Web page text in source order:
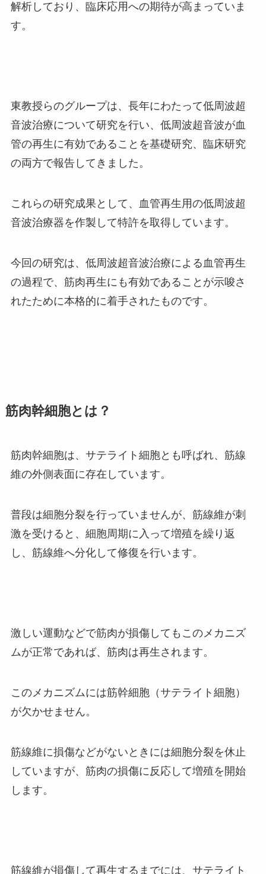
解析しており、臨床応用への期待が高まっていま
す。
東教授らのグループは、長年にわたって低周波超
音波治療について研究を行い、低周波超音波が血
管の再生に有効であることを基礎研究、臨床研究
の両方で報告してきました。
これらの研究成果として、血管再生用の低周波超
音波治療器を作製して特許を取得しています。
今回の研究は、低周波超音波治療による血管再生
の過程で、筋肉再生にも有効であることが示唆さ
れたために本格的に着手されたものです。
筋肉幹細胞とは？
筋肉幹細胞は、サテライト細胞とも呼ばれ、筋線
維の外側表面に存在しています。
普段は細胞分裂を行っていませんが、筋線維が刺
激を受けると、細胞周期に入って増殖を繰り返
し、筋線維へ分化して修復を行います。
激しい運動などで筋肉が損傷してもこのメカニズ
ムが正常であれば、筋肉は再生されます。
このメカニズムには筋幹細胞（サテライト細胞）
が欠かせません。
筋線維に損傷などがないときには細胞分裂を休止
していますが、筋肉の損傷に反応して増殖を開始
します。
筋線維が損傷して再生するまでには、サテライト